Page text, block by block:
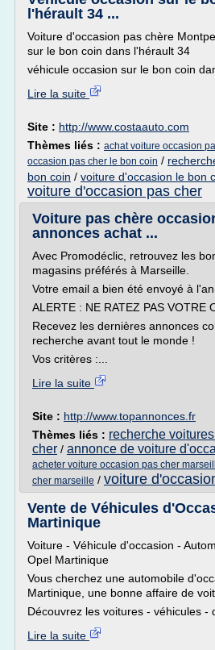
l'hérault 34 ...
Voiture d'occasion pas chère
sur le bon coin dans l'hérault 34
véhicule occasion sur le bon coin
Lire la suite
Site : http://www.costaauto.com
Thèmes liés : achat voiture occasion
occasion pas cher le bon coin /
bon coin / voiture d'occasion le bon
voiture d'occasion pas cher
Voiture pas chère
annonces achat ...
Avec Promodéclic, retrouvez les
magasins préférés à Marseille.
Votre email a bien été envoyé à
ALERTE : NE RATEZ PAS VOTRE
Recevez les dernières annonces
recherche avant tout le monde !
Vos critères :...
Lire la suite
Site : http://www.topannonces.fr
Thèmes liés : recherche
cher / annonce de voiture
acheter voiture occasion pas cher
cher marseille / voiture
Vente de Véhicules
Martinique
Voiture - Véhicule d'occasion -
Opel Martinique
Vous cherchez une automobile
Martinique, une bonne affaire de
Découvrez les voitures - véhicules -
Lire la suite